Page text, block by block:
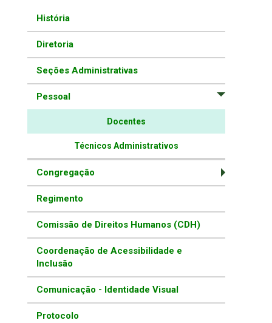
História
Diretoria
Seções Administrativas
Pessoal
Docentes
Técnicos Administrativos
Congregação
Regimento
Comissão de Direitos Humanos (CDH)
Coordenação de Acessibilidade e
Inclusão
Comunicação - Identidade Visual
Protocolo